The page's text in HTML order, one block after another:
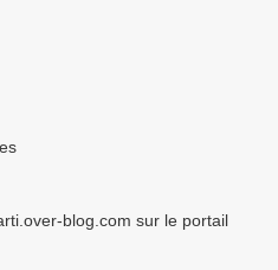
blog.com sur le portail